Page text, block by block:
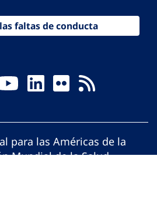
faltas de conducta
para las Américas de la
Mundial de la Salud